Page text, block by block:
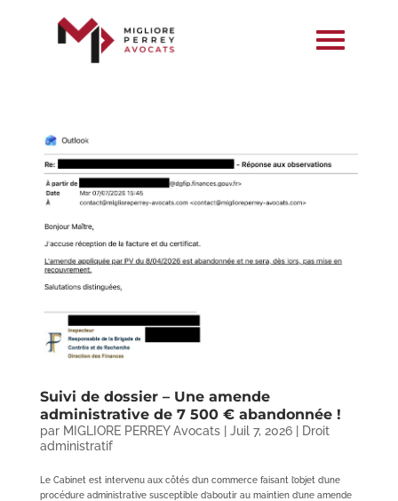
Suivi de dossier – Une amende
administrative de 7 500 € abandonnée !
par MIGLIORE PERREY Avocats| Juil 7, 2026|
Droit
administratif
Le Cabinet est intervenu aux côtés d’un commerce faisant l’objet d’une
procédure administrative susceptible d’aboutir au maintien d’une amende